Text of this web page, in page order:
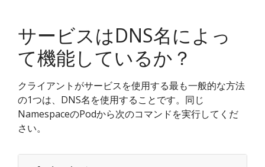
サービスはDNS名によっ
て機能しているか？
クライアントがサービスを使用する最も一般的な方法
の1つは、DNS名を使用することです。同じ
NamespaceのPodから次のコマンドを実行してくだ
さい。